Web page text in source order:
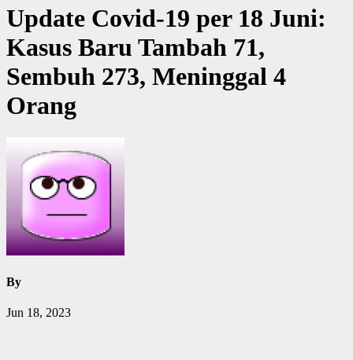
Update Covid-19 per 18 Juni:
Kasus Baru Tambah 71,
Sembuh 273, Meninggal 4
Orang
By
Jun 18, 2023